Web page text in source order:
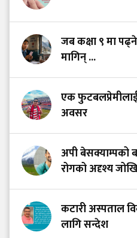
जब कक्षा ९ मा
मागिन् ...
एक फुटबलप्रेमीलाई
अवसर
अपी बेसक्याम्पको
रोगको अदृश्य
कटारी अस्पताल
लागि सन्देश